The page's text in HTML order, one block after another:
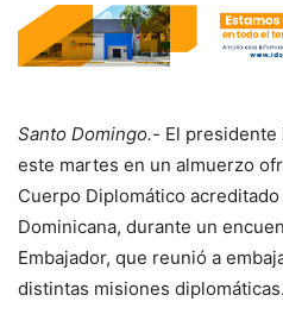
Santo Domingo.- El
este martes en un almuerzo
Cuerpo Diplomático
Dominicana, durante un
Embajador, que reunió a
distintas misiones diplomáticas.